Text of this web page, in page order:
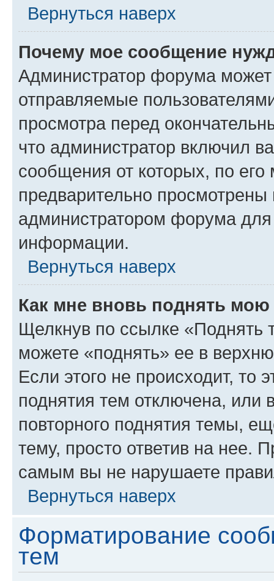
Вернуться наверх
Почему мое сообщение
Администратор форума
отправляемые
просмотра перед
что администратор включил
сообщения от которых, по
предварительно
администратором форума
информации.
Вернуться наверх
Как мне вновь поднять мою
Щелкнув по ссылке «Поднять
можете «поднять» ее в
Если этого не происходит, то
поднятия тем отключена, или
повторного поднятия темы,
тему, просто ответив на нее.
самым вы не нарушаете
Вернуться наверх
Форматирование
тем